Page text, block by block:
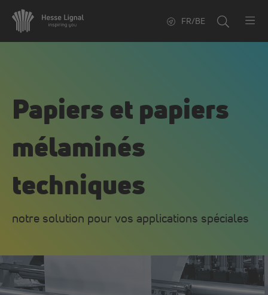
FR/BE
Papiers et papiers
mélaminés
techniques
notre solution pour vos applications spéciales